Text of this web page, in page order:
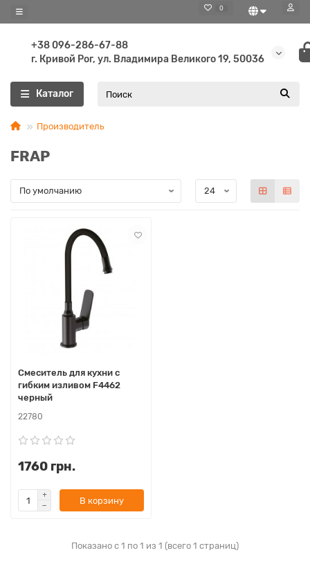
0
+38 096-286-67-88
г. Кривой Рог, ул. Владимира Великого 19, 50036
Каталог
Производитель
FRAP
Смеситель для кухни с
гибким изливом F4462
черный
22780
1760 грн.
В корзину
Показано с 1 по 1 из 1 (всего 1 страниц)